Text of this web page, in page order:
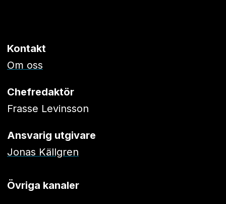
Kontakt
Om oss
Chefredaktör
Frasse Levinsson
Ansvarig utgivare
Jonas Källgren
Övriga kanaler